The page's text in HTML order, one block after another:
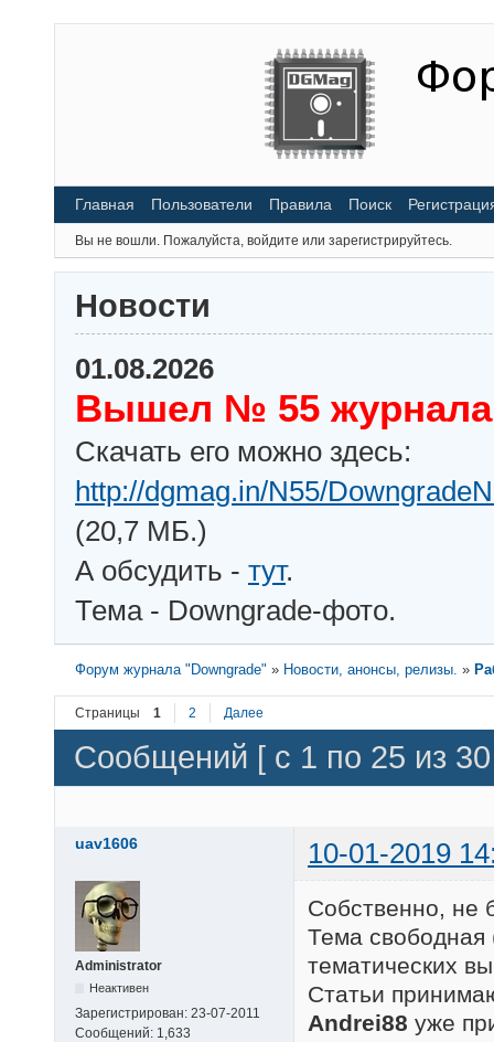
Главная Пользователи Правила Поиск
Вы не вошли. Пожалуйста, войдите или зарегистрируйтесь.
Новости
01.08.2026
Вышел № 55 журнала
Скачать его можно здесь:
http://dgmag.in/N55/
(20,7 МБ.)
А обсудить - тут.
Тема - Downgrade-фото.
Форум журнала "Downgrade" » Новости, анонсы, релизы. »
Страницы 1 2 Далее
Сообщений [ с 1 по 25 из
uav1606 10-01-2019
Administrator
Неактивен
Зарегистрирован: 23-07-2011
Сообщений: 1,633
Собственно, не
Тема свободная
тематических
Статьи
Andrei88 уже